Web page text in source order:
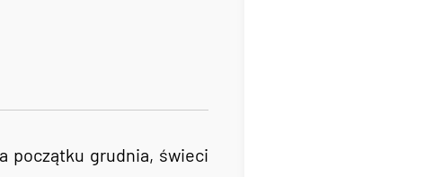
początku grudnia, świeci